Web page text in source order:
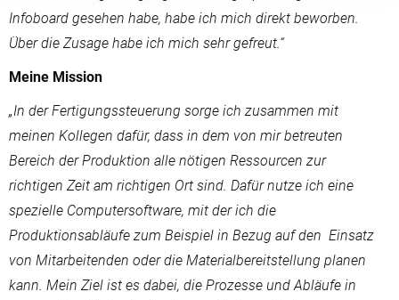
Infoboard gesehen habe, habe ich mich direkt beworben.
Über die Zusage habe ich mich sehr gefreut.“
Meine Mission
„In der Fertigungssteuerung sorge ich zusammen mit
meinen Kollegen dafür, dass in dem von mir betreuten
Bereich der Produktion alle nötigen Ressourcen zur
richtigen Zeit am richtigen Ort sind. Dafür nutze ich eine
spezielle Computersoftware, mit der ich die
Produktionsabläufe zum Beispiel in Bezug auf den Einsatz
von Mitarbeitenden oder die Materialbereitstellung planen
kann. Mein Ziel ist es dabei, die Prozesse und Abläufe in